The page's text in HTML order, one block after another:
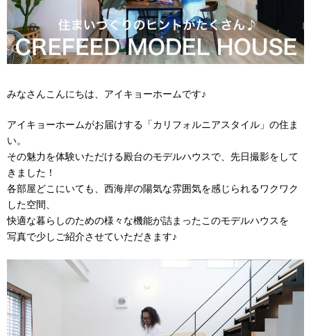
みなさんこんにちは、アイキョーホームです♪
アイキョーホームがお届けする「カリフォルニアスタイル」の住ま
い。
その魅力を体験いただける殿台のモデルハウスで、先日撮影をして
きました！
各部屋どこにいても、西海岸の陽気な雰囲気を感じられるワクワク
した空間、
快適な暮らしのための様々な機能が詰まったこのモデルハウスを
写真で少しご紹介させていただきます♪